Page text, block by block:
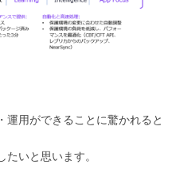
運用ができることに驚かれると
いと思います。